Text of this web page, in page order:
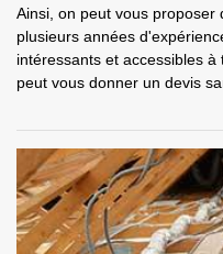
Ainsi, on peut vous proposer
plusieurs années
intéressants et accessibles
peut vous donner un devis